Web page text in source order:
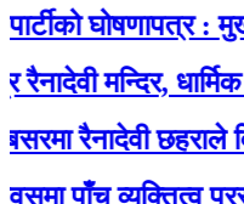
घोषणापत्र :
मन्दिर, धार्मिक
छहराले दियो
व्यक्तित्व पुरस्कृत